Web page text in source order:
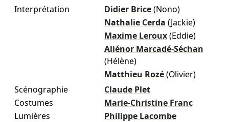
Interprétation
Didier Brice (Nono)
Nathalie Cerda (Jackie)
Maxime Leroux (Eddie)
Aliénor Marcadé-Séchan
(Hélène)
Matthieu Rozé (Olivier)
Scénographie
Claude Plet
Costumes
Marie-Christine Franc
Lumières
Philippe Lacombe